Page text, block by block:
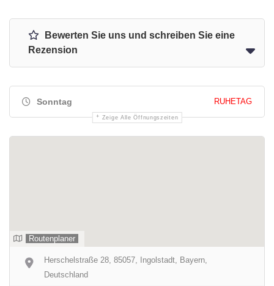
Bewerten Sie uns und schreiben Sie eine
Rezension
Sonntag RUHETAG
Zeige Alle Öffnungszeiten
Routenplaner
Herschelstraße 28, 85057, Ingolstadt, Bayern,
Deutschland